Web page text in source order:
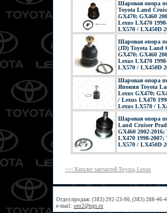
Шаровая опора
Toyota Land
GX470; GX460
Lexus LX470
LX570 / LX450D
Шаровая опора
(JD) Toyota Land
GX470; GX460
Lexus LX470
LX570 / LX450D
Шаровая опора
Япония Toyota
Lexus GX470;
/ Lexus LX470
Lexus LX570 /
Шаровая опора
Land Cruiser
GX460 2002-
LX470 1998-
LX570 / LX450D
<<< Каталог запчастей Toyota, Lexus
Отдел продаж: (383) 292-23-90, (383) 288-46-
e-mail: seo2@ngs.ru